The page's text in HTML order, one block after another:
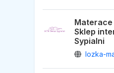
Materace
Sklep
Sypialni
lozka-